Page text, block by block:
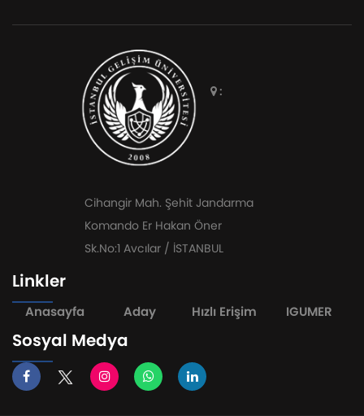
:
Cihangir Mah. Şehit Jandarma
Komando Er Hakan Öner
Sk.No:1 Avcılar / İSTANBUL
Linkler
Anasayfa Aday Hızlı Erişim IGUMER
Sosyal Medya